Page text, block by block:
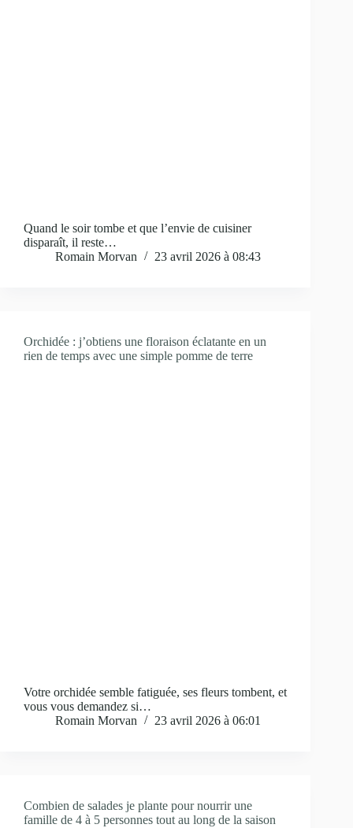
Quand le soir tombe et que l’envie de cuisiner
disparaît, il reste…
Romain Morvan
23 avril 2026 à 08:43
Orchidée : j’obtiens une floraison éclatante en un
rien de temps avec une simple pomme de terre
Votre orchidée semble fatiguée, ses fleurs tombent, et
vous vous demandez si…
Romain Morvan
23 avril 2026 à 06:01
Combien de salades je plante pour nourrir une
famille de 4 à 5 personnes tout au long de la saison